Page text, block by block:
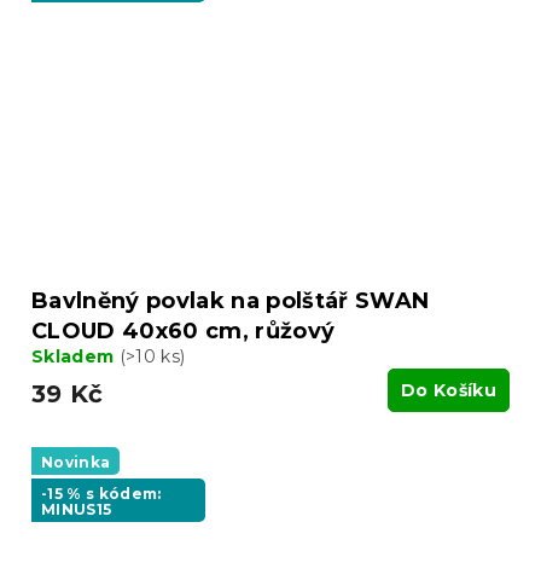
Bavlněný povlak na polštář SWAN
CLOUD 40x60 cm, růžový
Skladem (>10 ks)
39 Kč Do Košíku
Novinka
-15 % s kódem:
MINUS15